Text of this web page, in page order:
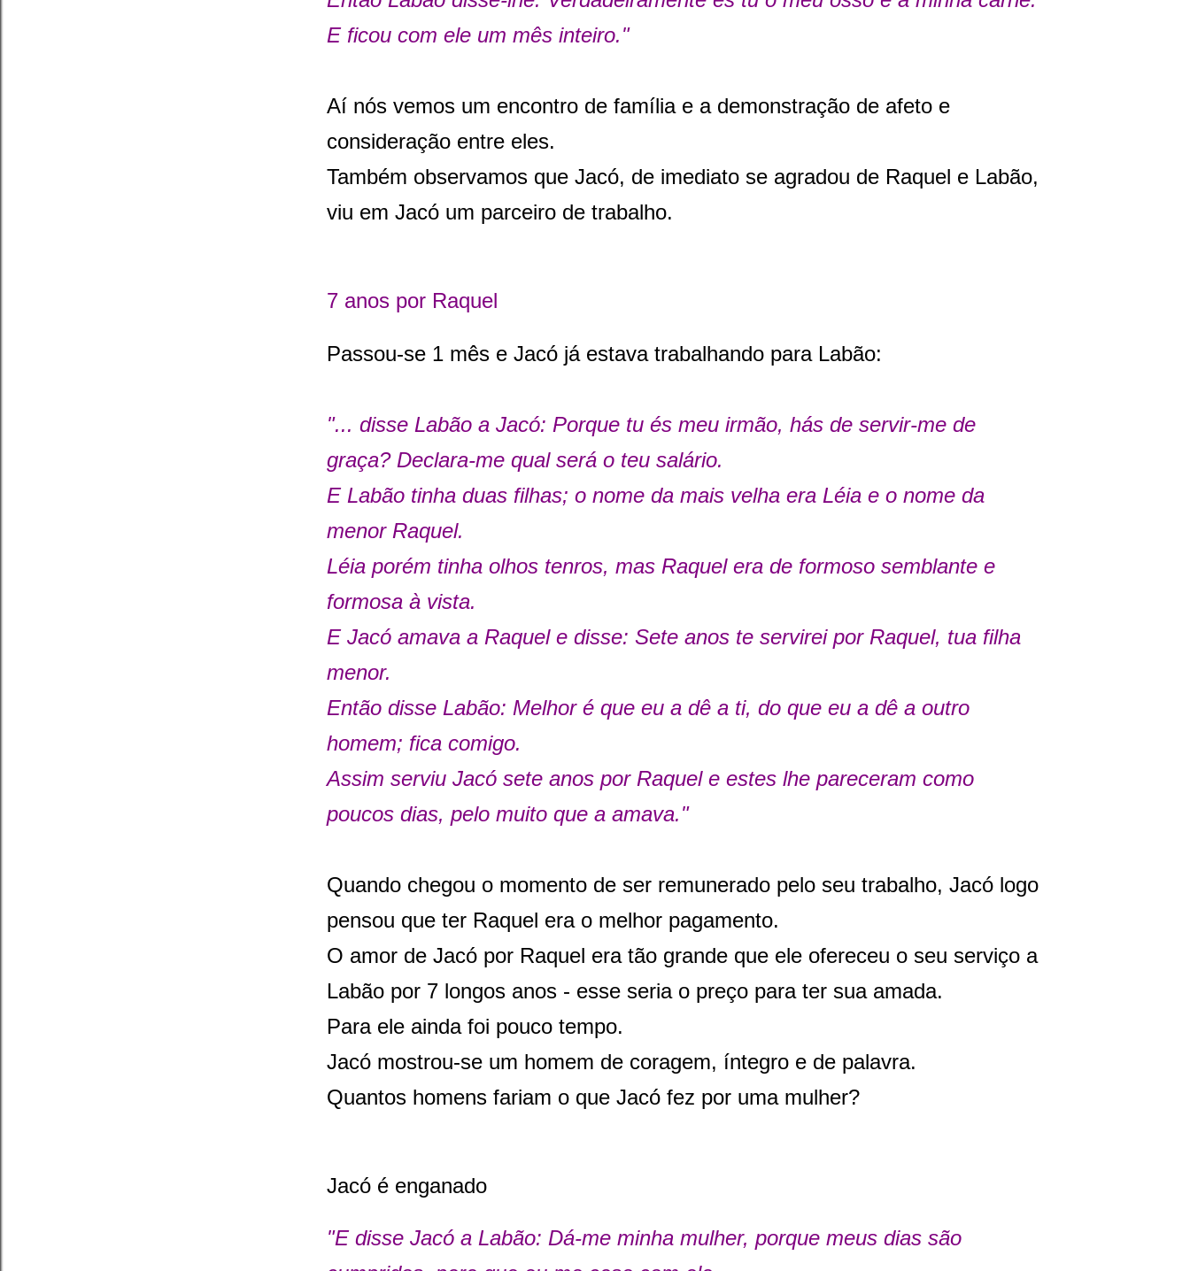
E ficou com ele um mês inteiro."
Aí nós vemos um encontro de família e a demonstração de afeto e
consideração entre eles.
Também observamos que Jacó, de imediato se agradou de Raquel e Labão,
viu em Jacó um parceiro de trabalho.
7 anos por Raquel
Passou-se 1 mês e Jacó já estava trabalhando para Labão:
"... disse Labão a Jacó: Porque tu és meu irmão, hás de servir-me de
graça? Declara-me qual será o teu salário.
E Labão tinha duas filhas; o nome da mais velha era Léia e o nome da
menor Raquel.
Léia porém tinha olhos tenros, mas Raquel era de formoso semblante e
formosa à vista.
E Jacó amava a Raquel e disse: Sete anos te servirei por Raquel, tua filha
menor.
Então disse Labão: Melhor é que eu a dê a ti, do que eu a dê a outro
homem; fica comigo.
Assim serviu Jacó sete anos por Raquel e estes lhe pareceram como
poucos dias, pelo muito que a amava."
Quando chegou o momento de ser remunerado pelo seu trabalho, Jacó logo
pensou que ter Raquel era o melhor pagamento.
O amor de Jacó por Raquel era tão grande que ele ofereceu o seu serviço a
Labão por 7 longos anos - esse seria o preço para ter sua amada.
Para ele ainda foi pouco tempo.
Jacó mostrou-se um homem de coragem, íntegro e de palavra.
Quantos homens fariam o que Jacó fez por uma mulher?
Jacó é enganado
"E disse Jacó a Labão: Dá-me minha mulher, porque meus dias são